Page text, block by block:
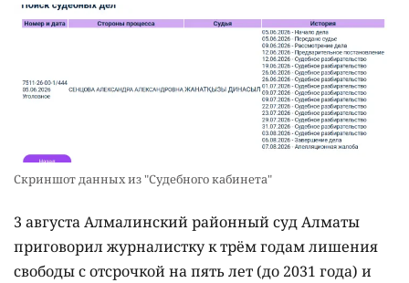
Скриншот данных из "Судебного кабинета"
3 августа Алмалинский районный суд Алматы
приговорил журналистку к трём годам лишения
свободы с отсрочкой на пять лет (до 2031 года) и